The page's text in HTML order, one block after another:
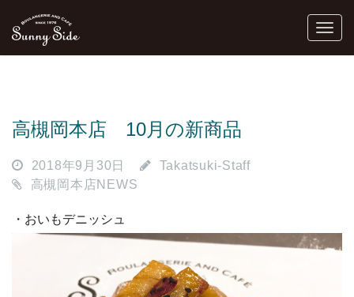
高槻岡本店 10月の新商品
2018年9月30日
Takatsuki-Staff
高槻岡本店NEWS
・おいもデニッシュ